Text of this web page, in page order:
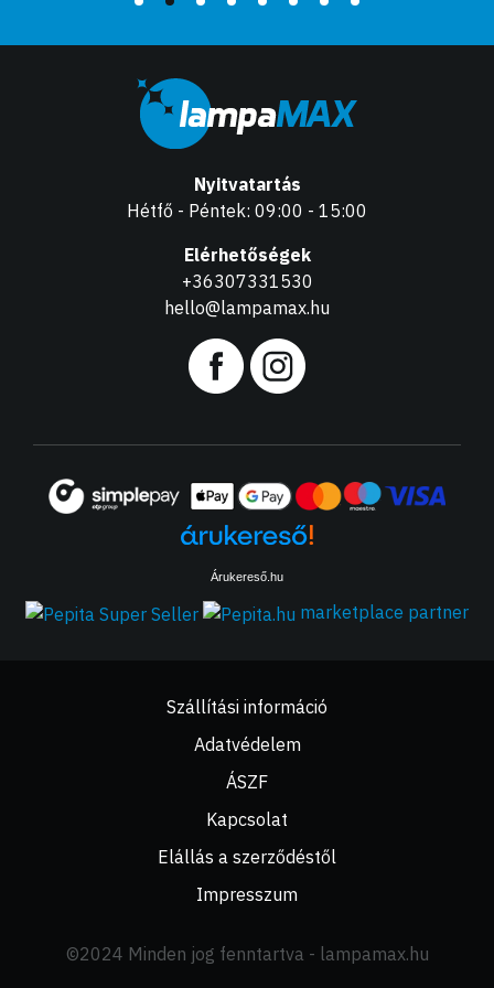
Nyitvatartás
Hétfő - Péntek: 09:00 - 15:00
Elérhetőségek
+36307331530
hello@lampamax.hu
Árukereső.hu
marketplace partner
Szállítási információ
Adatvédelem
ÁSZF
Kapcsolat
Elállás a szerződéstől
Impresszum
©2024 Minden jog fenntartva - lampamax.hu